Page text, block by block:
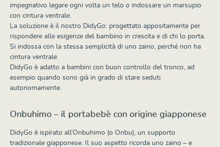
impegnativo legare ogni volta un telo o indossare un marsupio
con cintura ventrale.
La soluzione è il nostro DidyGo: progettato appositamente per
rispondere alle esigenze del bambino in crescita e di chi lo porta.
Si indossa con la stessa semplicità di uno zaino, perché non ha
cintura ventrale.
DidyGo è adatto a bambini con buon controllo del tronco, ad
esempio quando sono già in grado di stare seduti
autonomamente.
Onbuhimo – il portabebè con origine giapponese
DidyGo è ispirato all’Onbuhimo (o Onbu), un supporto
tradizionale giapponese. Il suo aspetto ricorda uno zaino – e